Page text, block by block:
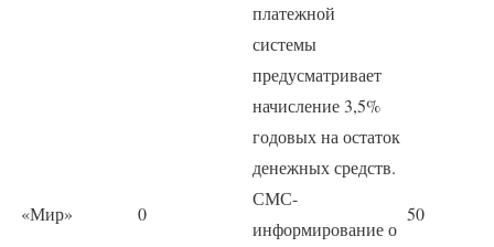
«Мир» 0
платежной
системы
предусматривает
начисление 3,5%
годовых на остаток
денежных средств.
СМС-
информирование о
50